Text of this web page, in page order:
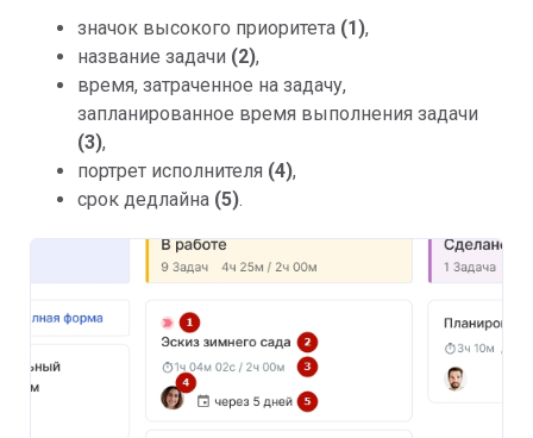
значок высокого приоритета (1),
название задачи (2),
время, затраченное на задачу,
запланированное время выполнения задачи
(3),
портрет исполнителя (4),
срок дедлайна (5).